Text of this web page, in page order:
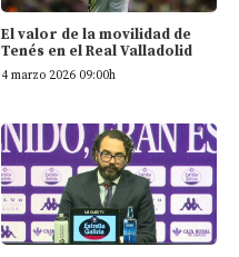
El valor de la movilidad de
Tenés en el Real Valladolid
4 marzo 2026 09:00h